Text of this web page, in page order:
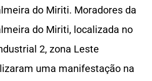
do Miriti. Moradores da
do Miriti, localizada no
2, zona Leste
uma manifestação na